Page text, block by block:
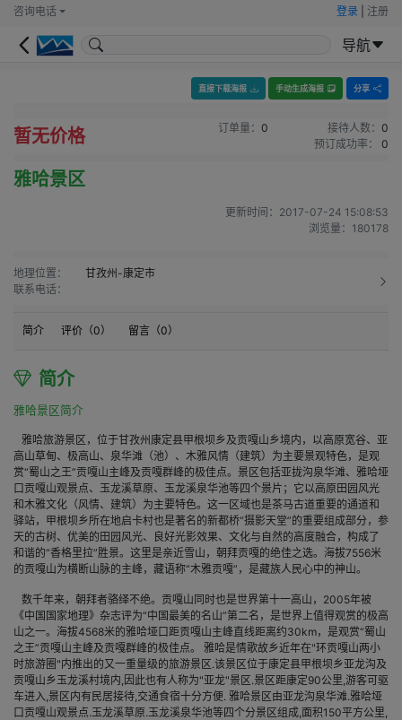
咨询电话 登录 注册
导航
直接下载海报 手动生成海报 分享
暂无价格 订单量： 0 接待人数： 0
预订成功率：
0
雅哈景区
更新时间： 2017-07-24 15:08:53
浏览量： 180178
地理位置：
甘孜州-康定市
联系电话：
简介 评价（0） 留言（0）
简介
雅哈景区简介
雅哈旅游景区，位于甘孜州康定县甲根坝乡及贡嘎山乡境内，以高原宽谷、亚
高山草甸、极高山、泉华滩（池）、木雅风情（建筑）为主要景观特色，是观
赏“蜀山之王”贡嘎山主峰及贡嘎群峰的极佳点。景区包括亚拢沟泉华滩、雅哈垭
口贡嘎山观景点、玉龙溪草原、玉龙溪泉华池等四个景片；它以高原田园风光
和木雅文化（风情、建筑）为主要特色。这一区域也是茶马古道重要的通道和
驿站，甲根坝乡所在地启卡村也是著名的新都桥“摄影天堂”的重要组成部分，参
天的古树、优美的田园风光、良好光影效果、文化与自然的高度融合，构成了
和谐的“香格里拉”胜景。这里是亲近雪山，朝拜贡嘎的绝佳之选。海拔7556米
的贡嘎山为横断山脉的主峰，藏语称“木雅贡嘎”，是藏族人民心中的神山。
数千年来，朝拜者骆绎不绝。贡嘎山同时也是世界第十一高山，2005年被
《中国国家地理》杂志评为“中国最美的名山”第二名，是世界上值得观赏的极高
山之一。海拔4568米的雅哈垭口距贡嘎山主峰直线距离约30km，是观赏“蜀山
之王”贡嘎山主峰及贡嘎群峰的极佳点。 雅哈是情歌故乡近年在"环贡嘎山两小
时旅游圈"内推出的又一重量级的旅游景区.该景区位于康定县甲根坝乡亚龙沟及
贡嘎山乡玉龙溪村境内,因此也有人称为"亚龙"景区.景区距康定90公里,游客可驱
车进入,景区内有民居接待,交通食宿十分方便. 雅哈景区由亚龙沟泉华滩.雅哈垭
口贡嘎山观景点.玉龙溪草原.玉龙溪泉华池等四个分景区组成,面积150平方公里,